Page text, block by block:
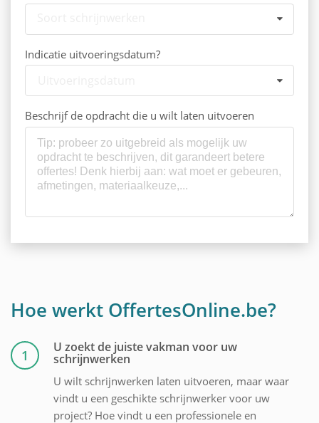
Indicatie uitvoeringsdatum?
Beschrijf de opdracht die u wilt laten uitvoeren
Hoe werkt OffertesOnline.be?
1 U zoekt de juiste vakman voor uw
schrijnwerken
U wilt schrijnwerken laten uitvoeren, maar waar
vindt u een geschikte schrijnwerker voor uw
project? Hoe vindt u een professionele en